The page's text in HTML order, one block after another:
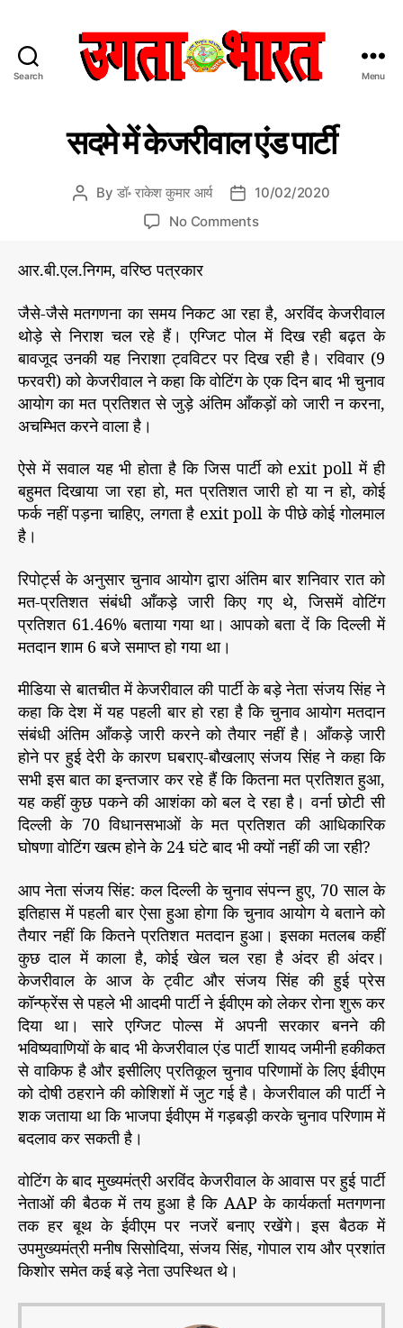
Search
ता
भा
त
हिं
स
चा
र
त्र
Menu
i
s
सदमे में केजरीवाल एंड पार्टी
P
a
t
h
o
r
By डॉ॰ राकेश कुमार आर्य
P
t
e
10/02/2020
No Commentso
में
के
ज
री
वा
ड
पा
र्टी
आर.बी.एल.निगम, वरिष्ठ पत्रकार
जैसे-जैसे मतगणना का समय निकट आ रहा है, अरविंद केजरीवाल
थोड़े से निराश चल रहे हैं। एग्जिट पोल में दिख रही बढ़त के
बावजूद उनकी यह निराशा ट्वविटर पर दिख रही है। रविवार (9
फरवरी) को केजरीवाल ने कहा कि वोटिंग के एक दिन बाद भी चुनाव
आयोग का मत प्रतिशत से जुड़े अंतिम आँकड़ों को जारी न करना,
अचम्भित करने वाला है।
ऐसे में सवाल यह भी होता है कि जिस पार्टी को exit poll में ही
बहुमत दिखाया जा रहा हो, मत प्रतिशत जारी हो या न हो, कोई
फर्क नहीं पड़ना चाहिए, लगता है exit poll के पीछे कोई गोलमाल
है।
रिपोर्ट्स के अनुसार चुनाव आयोग द्वारा अंतिम बार शनिवार रात को
मत-प्रतिशत संबंधी आँकड़े जारी किए गए थे, जिसमें वोटिंग
प्रतिशत 61.46% बताया गया था। आपको बता दें कि दिल्ली में
मतदान शाम 6 बजे समाप्त हो गया था।
मीडिया से बातचीत में केजरीवाल की पार्टी के बड़े नेता संजय सिंह ने
कहा कि देश में यह पहली बार हो रहा है कि चुनाव आयोग मतदान
संबंधी अंतिम आँकड़े जारी करने को तैयार नहीं है। आँकड़े जारी
होने पर हुई देरी के कारण घबराए-बौखलाए संजय सिंह ने कहा कि
सभी इस बात का इन्तजार कर रहे हैं कि कितना मत प्रतिशत हुआ,
यह कहीं कुछ पकने की आशंका को बल दे रहा है। वर्ना छोटी सी
दिल्ली के 70 विधानसभाओं के मत प्रतिशत की आधिकारिक
घोषणा वोटिंग खत्म होने के 24 घंटे बाद भी क्यों नहीं की जा रही?
आप नेता संजय सिंह: कल दिल्ली के चुनाव संपन्न हुए, 70 साल के
इतिहास में पहली बार ऐसा हुआ होगा कि चुनाव आयोग ये बताने को
तैयार नहीं कि कितने प्रतिशत मतदान हुआ। इसका मतलब कहीं
कुछ दाल में काला है, कोई खेल चल रहा है अंदर ही अंदर।
केजरीवाल के आज के ट्वीट और संजय सिंह की हुई प्रेस
कॉन्फ्रेंस से पहले भी आदमी पार्टी ने ईवीएम को लेकर रोना शुरू कर
दिया था। सारे एग्जिट पोल्स में अपनी सरकार बनने की
भविष्यवाणियों के बाद भी केजरीवाल एंड पार्टी शायद जमीनी हकीकत
से वाकिफ है और इसीलिए प्रतिकूल चुनाव परिणामों के लिए ईवीएम
को दोषी ठहराने की कोशिशों में जुट गई है। केजरीवाल की पार्टी ने
शक जताया था कि भाजपा ईवीएम में गड़बड़ी करके चुनाव परिणाम में
बदलाव कर सकती है।
वोटिंग के बाद मुख्यमंत्री अरविंद केजरीवाल के आवास पर हुई पार्टी
नेताओं की बैठक में तय हुआ है कि AAP के कार्यकर्ता मतगणना
तक हर बूथ के ईवीएम पर नजरें बनाए रखेंगे। इस बैठक में
उपमुख्यमंत्री मनीष सिसोदिया, संजय सिंह, गोपाल राय और प्रशांत
किशोर समेत कई बड़े नेता उपस्थित थे।